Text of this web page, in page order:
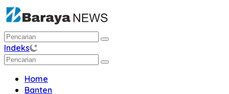
Langsung
ke
konten
Indeks
Home
Banten